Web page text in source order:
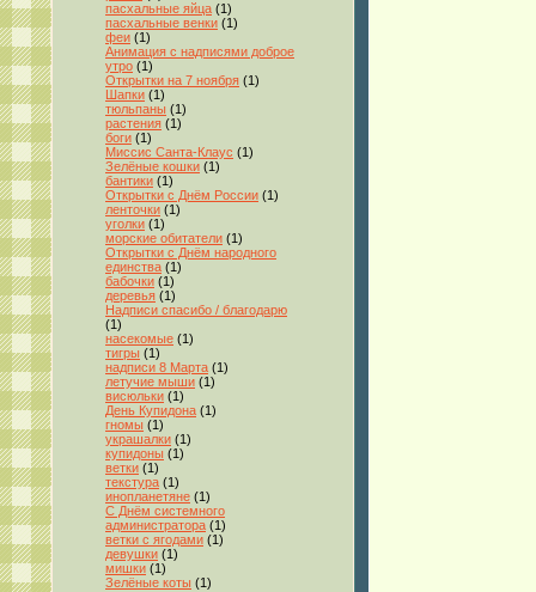
пасхальные яйца (1)
пасхальные венки (1)
феи (1)
Анимация с надписями доброе
утро (1)
Открытки на 7 ноября (1)
Шапки (1)
тюльпаны (1)
растения (1)
боги (1)
Миссис Санта-Клаус (1)
Зелёные кошки (1)
бантики (1)
Открытки с Днём России (1)
ленточки (1)
уголки (1)
морские обитатели (1)
Открытки с Днём народного
единства (1)
бабочки (1)
деревья (1)
Надписи спасибо / благодарю
(1)
насекомые (1)
тигры (1)
надписи 8 Марта (1)
летучие мыши (1)
висюльки (1)
День Купидона (1)
гномы (1)
украшалки (1)
купидоны (1)
ветки (1)
текстура (1)
инопланетяне (1)
С Днём системного
администратора (1)
ветки с ягодами (1)
девушки (1)
мишки (1)
Зелёные коты (1)